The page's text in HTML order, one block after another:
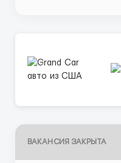
ВАКАНСИЯ ЗАКРЫТА